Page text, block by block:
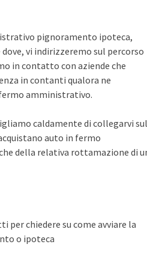
pignoramento ipoteca,
vi indirizzeremo sul percorso
in contatto con aziende che
in contanti qualora ne
amministrativo.
caldamente di collegarvi sul
auto in fermo
della relativa rottamazione di
chiedere su come avviare la
o ipoteca